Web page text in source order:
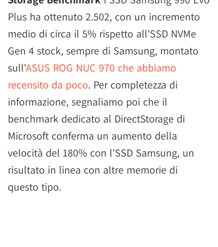
Plus ha ottenuto 2.502, con un incremento
medio di circa il 5% rispetto all'SSD NVMe
Gen 4 stock, sempre di Samsung, montato
sull'ASUS ROG NUC 970 che abbiamo
recensito da poco. Per completezza di
informazione, segnaliamo poi che il
benchmark dedicato al DirectStorage di
Microsoft conferma un aumento della
velocità del 180% con l'SSD Samsung, un
risultato in linea con altre memorie di
questo tipo.